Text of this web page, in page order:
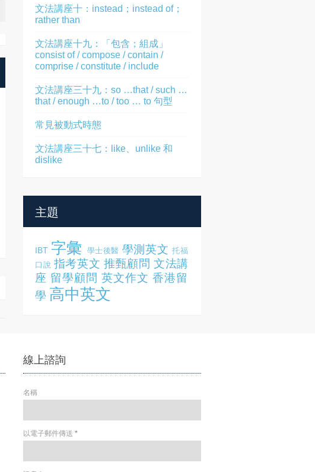
文法講座十：instead；instead of；
rather than
文法講座十九：「包含；組成」
consist of / compose / contain /
comprise / constitute / include
文法講座三十九：so …that / such …
that / enough …to / too … to 句型
常見被動式時態
文法講座三十七：like、unlike 和
dislike
主題
IBT 字彙 學士後醫 學測英文 托福
口說 指考英文 推甄顧問 文法講
座 留學顧問 英文作文 香港留
學 高中英文
線上諮詢
名稱
以電子郵件傳送 *